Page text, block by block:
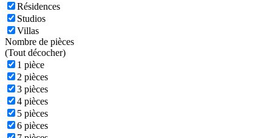
Résidences
Studios
Villas
Nombre de pièces
(Tout décocher)
1 pièce
2 pièces
3 pièces
4 pièces
5 pièces
6 pièces